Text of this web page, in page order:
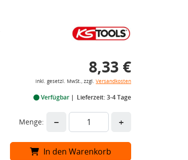
8,33 €
inkl. gesetzl. MwSt., zzgl. Versandkosten
Verfügbar Lieferzeit: 3-4 Tage
Menge: − +
In den Warenkorb